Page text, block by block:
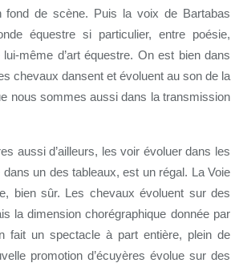
de scène. Puis la voix de Bartabas
équestre si particulier, entre poésie,
même d’art équestre. On est bien dans
chevaux dansent et évoluent au son de la
nous sommes aussi dans la transmission
aussi d’ailleurs, les voir évoluer dans les
un des tableaux, est un régal. La Voie
bien sûr. Les chevaux évoluent sur des
la dimension chorégraphique donnée par
fait un spectacle à part entière, plein de
promotion d’écuyères évolue sur des